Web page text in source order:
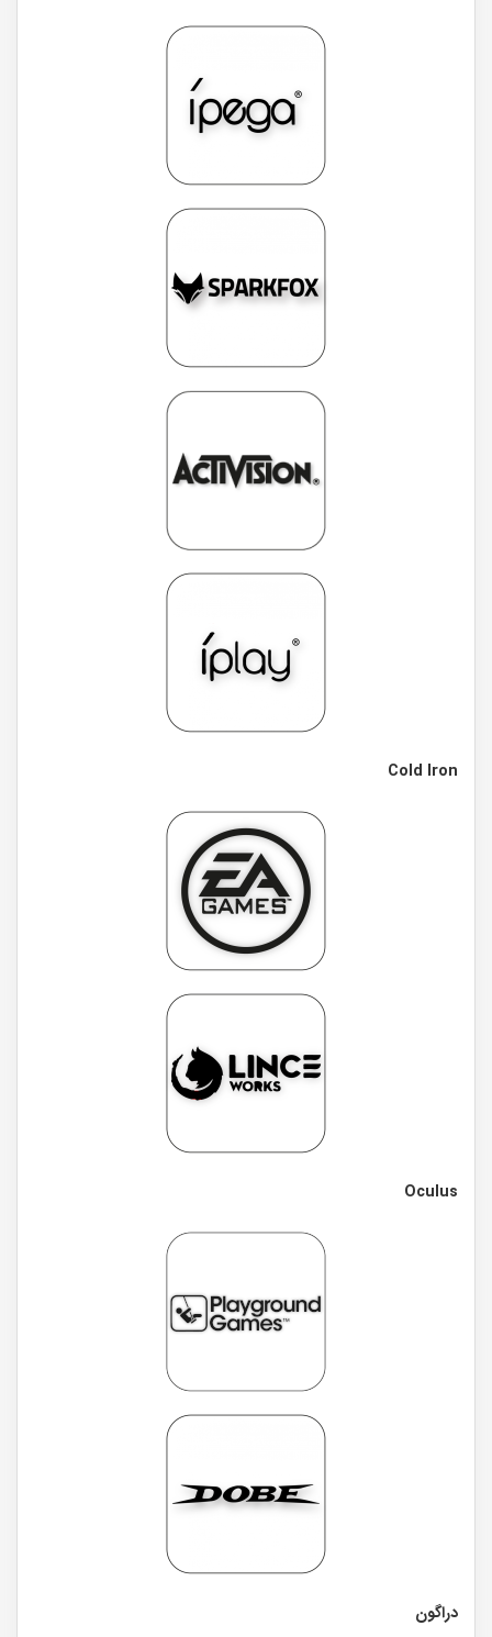
Cold Iron
Oculus
دراگون